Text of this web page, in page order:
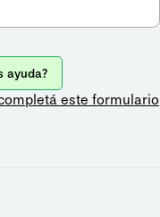
ayuda?
este formulario